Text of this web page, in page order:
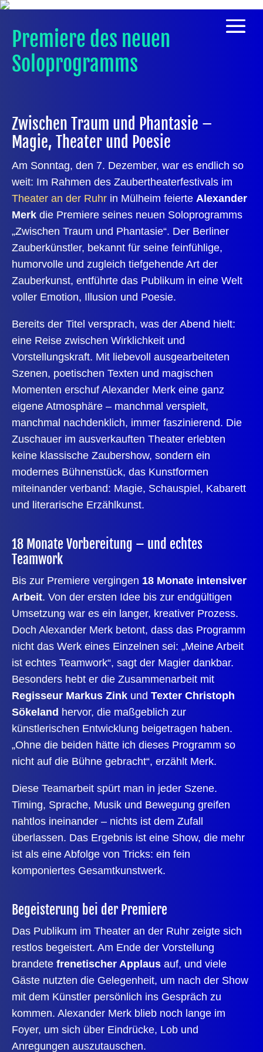
Premiere des neuen
Soloprogramms
Zwischen Traum und Phantasie –
Magie, Theater und Poesie
Am Sonntag, den 7. Dezember, war es endlich so
weit: Im Rahmen des Zaubertheaterfestivals im
Theater an der Ruhr in Mülheim feierte Alexander
Merk die Premiere seines neuen Soloprogramms
„Zwischen Traum und Phantasie“. Der Berliner
Zauberkünstler, bekannt für seine feinfühlige,
humorvolle und zugleich tiefgehende Art der
Zauberkunst, entführte das Publikum in eine Welt
voller Emotion, Illusion und Poesie.
Bereits der Titel versprach, was der Abend hielt:
eine Reise zwischen Wirklichkeit und
Vorstellungskraft. Mit liebevoll ausgearbeiteten
Szenen, poetischen Texten und magischen
Momenten erschuf Alexander Merk eine ganz
eigene Atmosphäre – manchmal verspielt,
manchmal nachdenklich, immer faszinierend. Die
Zuschauer im ausverkauften Theater erlebten
keine klassische Zaubershow, sondern ein
modernes Bühnenstück, das Kunstformen
miteinander verband: Magie, Schauspiel, Kabarett
und literarische Erzählkunst.
18 Monate Vorbereitung – und echtes
Teamwork
Bis zur Premiere vergingen 18 Monate intensiver
Arbeit. Von der ersten Idee bis zur endgültigen
Umsetzung war es ein langer, kreativer Prozess.
Doch Alexander Merk betont, dass das Programm
nicht das Werk eines Einzelnen sei: „Meine Arbeit
ist echtes Teamwork“, sagt der Magier dankbar.
Besonders hebt er die Zusammenarbeit mit
Regisseur Markus Zink und Texter Christoph
Sökeland hervor, die maßgeblich zur
künstlerischen Entwicklung beigetragen haben.
„Ohne die beiden hätte ich dieses Programm so
nicht auf die Bühne gebracht“, erzählt Merk.
Diese Teamarbeit spürt man in jeder Szene.
Timing, Sprache, Musik und Bewegung greifen
nahtlos ineinander – nichts ist dem Zufall
überlassen. Das Ergebnis ist eine Show, die mehr
ist als eine Abfolge von Tricks: ein fein
komponiertes Gesamtkunstwerk.
Begeisterung bei der Premiere
Das Publikum im Theater an der Ruhr zeigte sich
restlos begeistert. Am Ende der Vorstellung
brandete frenetischer Applaus auf, und viele
Gäste nutzten die Gelegenheit, um nach der Show
mit dem Künstler persönlich ins Gespräch zu
kommen. Alexander Merk blieb noch lange im
Foyer, um sich über Eindrücke, Lob und
Anregungen auszutauschen.